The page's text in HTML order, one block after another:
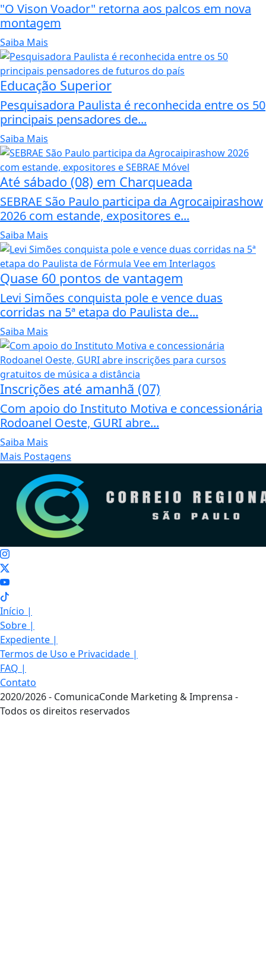
"O Vison Voador" retorna aos palcos em nova
montagem
Saiba Mais
Educação Superior
Pesquisadora Paulista é reconhecida entre os 50
principais pensadores de...
Saiba Mais
Até sábado (08) em Charqueada
SEBRAE São Paulo participa da Agrocaipirashow
2026 com estande, expositores e...
Saiba Mais
Quase 60 pontos de vantagem
Levi Simões conquista pole e vence duas
corridas na 5ª etapa do Paulista de...
Saiba Mais
Inscrições até amanhã (07)
Com apoio do Instituto Motiva e concessionária
Rodoanel Oeste, GURI abre...
Saiba Mais
Mais Postagens
Início |
Sobre |
Expediente |
Termos de Uso e Privacidade |
FAQ |
Contato
2020/2026 - ComunicaConde Marketing & Imprensa -
Todos os direitos reservados